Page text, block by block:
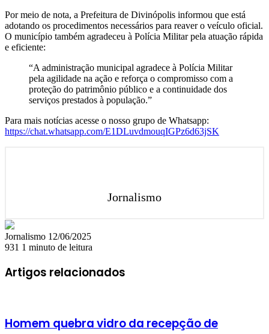
Por meio de nota, a Prefeitura de Divinópolis informou que está
adotando os procedimentos necessários para reaver o veículo oficial.
O município também agradeceu à Polícia Militar pela atuação rápida
e eficiente:
“A administração municipal agradece à Polícia Militar
pela agilidade na ação e reforça o compromisso com a
proteção do patrimônio público e a continuidade dos
serviços prestados à população.”
Para mais notícias acesse o nosso grupo de Whatsapp:
https://chat.whatsapp.com/E1DLuvdmouqIGPz6d63jSK
Jornalismo
Jornalismo Mande
um
mail
12/06/2025
931 1 minuto de leitura
Artigos relacionados
Homem quebra vidro da recepção de